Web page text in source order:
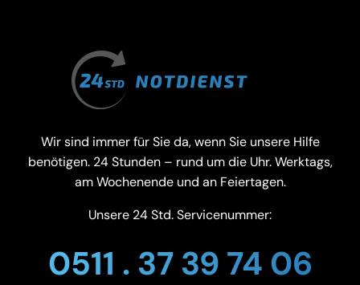
Wir sind immer für Sie da, wenn Sie unsere Hilfe
benötigen. 24 Stunden – rund um die Uhr. Werktags,
am Wochenende und an Feiertagen.
Unsere 24 Std. Servicenummer:
0511 . 37 39 74 06